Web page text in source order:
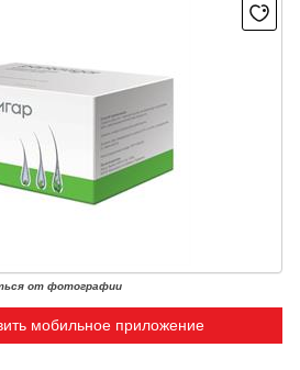
от фотографии
мобильное приложение